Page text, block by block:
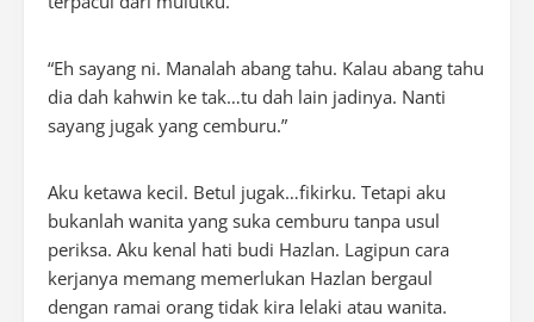
“Eh sayang ni. Manalah abang tahu. Kalau abang tahu
dia dah kahwin ke tak…tu dah lain jadinya. Nanti
sayang jugak yang cemburu.”
Aku ketawa kecil. Betul jugak…fikirku. Tetapi aku
bukanlah wanita yang suka cemburu tanpa usul
periksa. Aku kenal hati budi Hazlan. Lagipun cara
kerjanya memang memerlukan Hazlan bergaul
dengan ramai orang tidak kira lelaki atau wanita.